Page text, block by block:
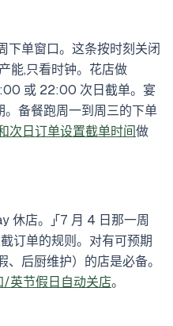
下单窗口。这条按时刻关闭
能,只看时钟。花店做
或 22:00 次日截单。宴
备餐跑周一到周三的下单
次日订单设置截单时间做
休店。」「7 月 4 日那一周
订单的规则。对有可预期
后厨维护）的店是必备。
英节假日自动关店。